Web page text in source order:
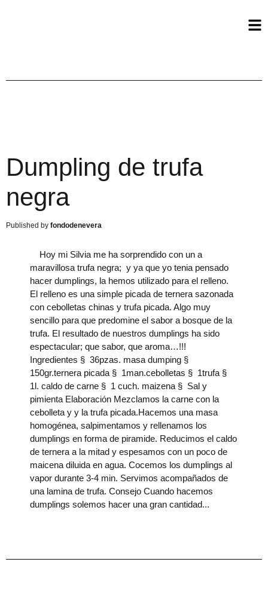
Dumpling de trufa
negra
fondodenevera
Hoy mi Silvia me ha sorprendido con un a
maravillosa trufa negra; y ya que yo tenia pensado
hacer dumplings, la hemos utilizado para el relleno.
El relleno es una simple picada de ternera sazonada
con cebolletas chinas y trufa picada. Algo muy
sencillo para que predomine el sabor a bosque de la
trufa. El resultado de nuestros dumplings ha sido
espectacular; que sabor, que aroma…!!!
Ingredientes § 36pzas. masa dumping §
150gr.ternera picada § 1man.cebolletas § 1trufa §
1l. caldo de carne § 1 cuch. maizena § Sal y
pimienta Elaboración Mezclamos la carne con la
cebolleta y y la trufa picada.Hacemos una masa
homogénea, salpimentamos y rellenamos los
dumplings en forma de piramide. Reducimos el caldo
de ternera a la mitad y espesamos con un poco de
maicena diluida en agua. Cocemos los dumplings al
vapor durante 3-4 min. Servimos acompañados de
una lamina de trufa. Consejo Cuando hacemos
dumplings solemos hacer una gran cantidad